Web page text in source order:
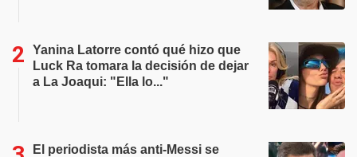
Yanina Latorre contó qué hizo que
Luck Ra tomara la decisión de dejar
a La Joaqui: "Ella lo..."
El periodista más anti-Messi se